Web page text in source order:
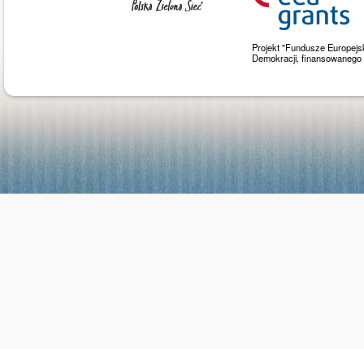
Projekt "Fundusze
Demokracji,